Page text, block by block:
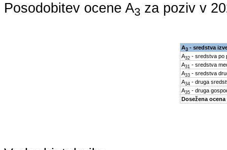
Posodobitev ocene A3 za poziv v
A3- sredstva
A32- sredstva po
A31 - sredstva
A33- sredstva
A34 - druga
A35- druga
Dosežena ocena